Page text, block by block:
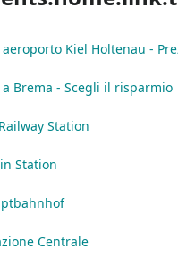
Kiel Holtenau -
Brema - Scegli il risparmio
Station
Station
Centrale